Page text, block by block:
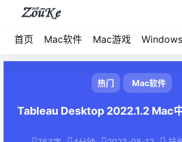
首页 Mac软件 Mac游戏 Windows
热门 Mac软件
Tableau Desktop 2022.1.2 Mac